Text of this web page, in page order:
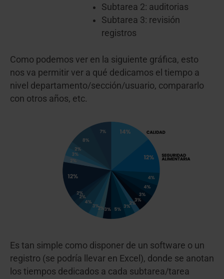
Subtarea 2: auditorias
Subtarea 3: revisión
registros
Como podemos ver en la siguiente gráfica, esto
nos va permitir ver a qué dedicamos el tiempo a
nivel departamento/sección/usuario, compararlo
con otros años, etc.
Es tan simple como disponer de un software o un
registro (se podría llevar en Excel), donde se anotan
los tiempos dedicados a cada subtarea/tarea